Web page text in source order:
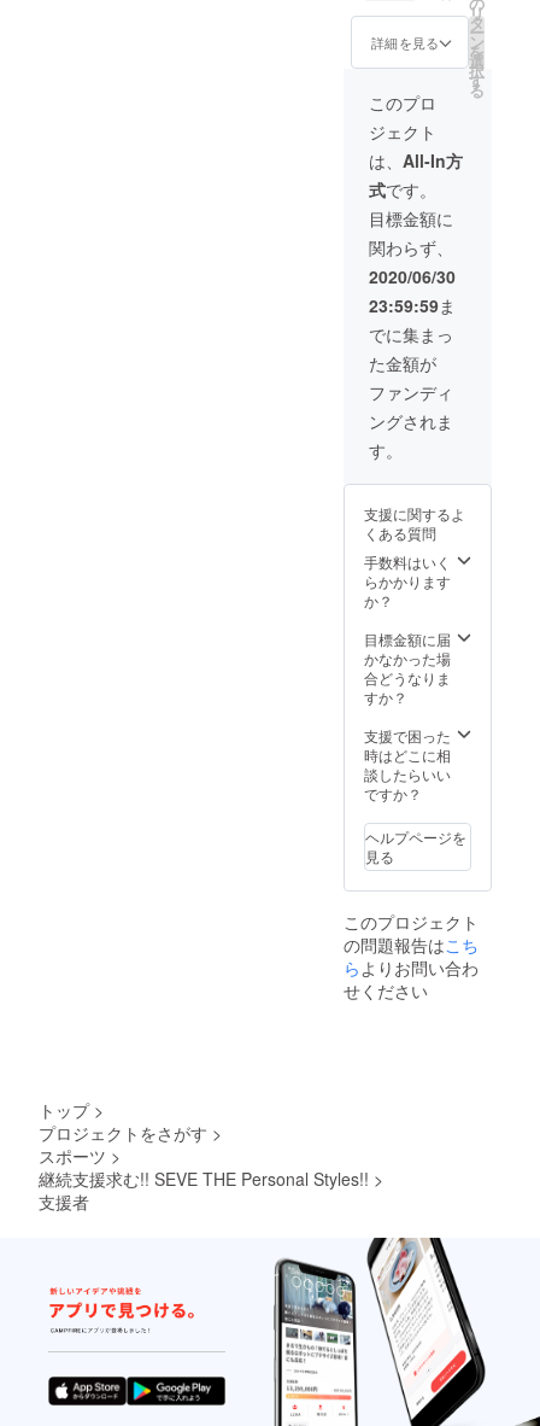
詳細を見る
リ
タ
ー
ン
を
選
択
す
る
このプロ
ジェクト
は、 All-In方
式です。
目標金額に
関わらず、
2020/06/30
23:59:59ま
でに集まっ
た金額が
ファンディ
ングされま
す。
支援に関するよ
くある質問
手数料はいく
らかかります
か？
目標金額に届
かなかった場
合どうなりま
すか？
支援で困った
時はどこに相
談したらいい
ですか？
ヘルプページを
見る
このプロジェクト
の問題報告はこち
らよりお問い合わ
せください
トップ >
プロジェクトをさがす >
スポーツ >
継続支援求む!! SEVE THE Personal Styles!! >
支援者